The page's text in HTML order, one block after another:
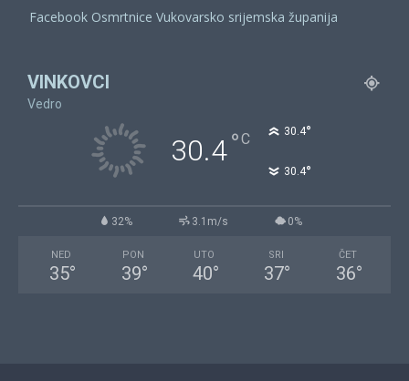
Facebook Osmrtnice Vukovarsko srijemska županija
VINKOVCI
Vedro
30.4°C 30.4°
30.4°
32% 3.1m/s 0%
NED
35°
PON
39°
UTO
40°
SRI
37°
ČET
36°